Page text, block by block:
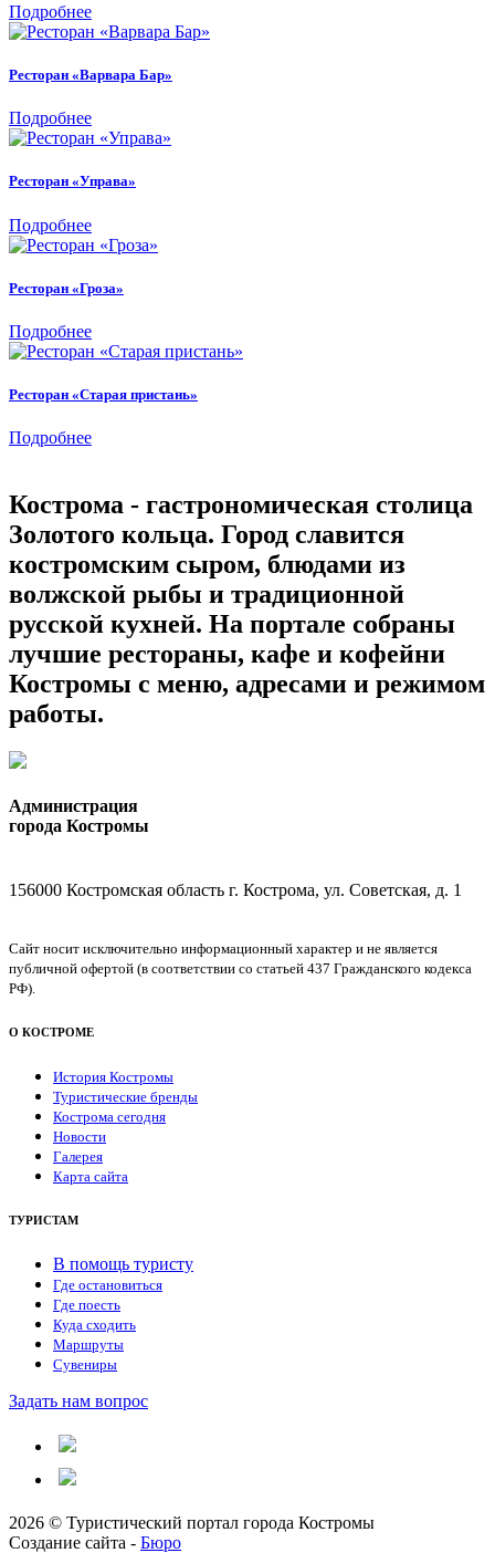
Подробнее
Ресторан «Варвара Бар»
Подробнее
Ресторан «Управа»
Подробнее
Ресторан «Гроза»
Подробнее
Ресторан «Старая пристань»
Подробнее
Кострома - гастрономическая столица
Золотого кольца. Город славится
костромским сыром, блюдами из
волжской рыбы и традиционной
русской кухней. На портале собраны
лучшие рестораны, кафе и кофейни
Костромы с меню, адресами и режимом
работы.
Администрация
города Костромы
156000 Костромская область г. Кострома, ул. Советская, д. 1
Сайт носит исключительно информационный характер и не является
публичной офертой (в соответствии со статьей 437 Гражданского кодекса
РФ).
О КОСТРОМЕ
История Костромы
Туристические бренды
Кострома сегодня
Новости
Галерея
Карта сайта
ТУРИСТАМ
В помощь туристу
Где остановиться
Где поесть
Куда сходить
Маршруты
Сувениры
Задать нам вопрос
2026 © Туристический портал города Костромы
Создание сайта - Бюро